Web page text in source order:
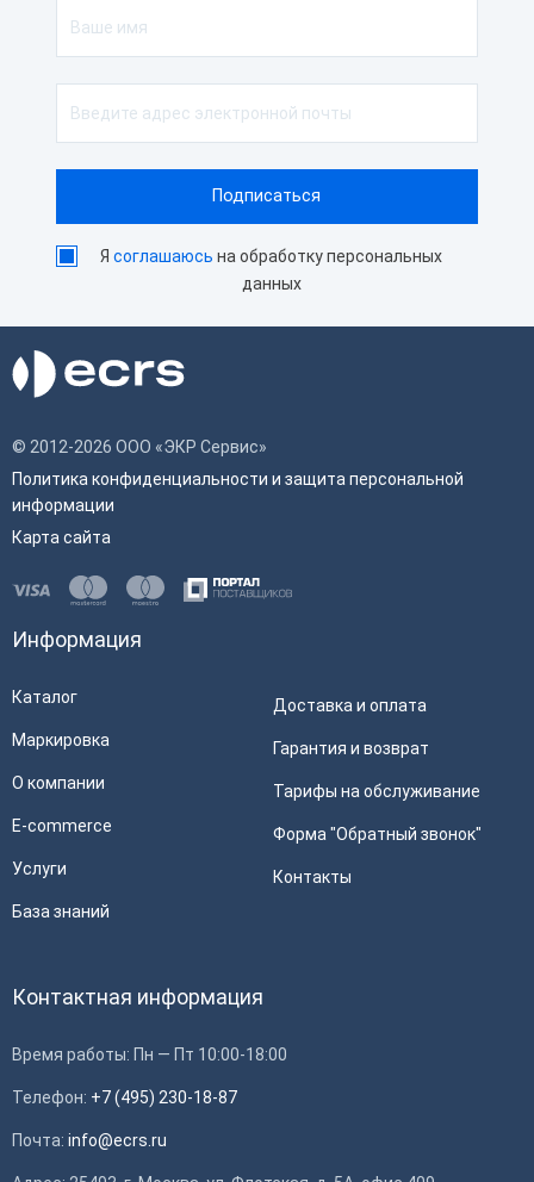
Ясоглашаюсь на обработку персональных
данных
© 2012-2026 ООО «ЭКР Сервис»
Политика конфиденциальности и защита персональной
информации
Карта сайта
Информация
Каталог
Маркировка
О компании
E-commerce
Услуги
База знаний
Доставка и оплата
Гарантия и возврат
Тарифы на обслуживание
Форма "Обратный звонок"
Контакты
Контактная информация
Время работы: Пн — Пт 10:00-18:00
Телефон: +7 (495) 230-18-87
Почта: info@ecrs.ru